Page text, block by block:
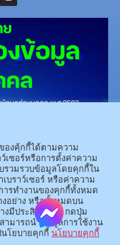
46230
.กาฬสินธุ์ 46000โทรศัพท์ 043-811128 08-
64584360 โทรสาร 043-813070
องคุ้กกี้ได้ตามความ
เซอร์หรือการตั้งค่าความ
รวมรวบข้อมูลโดยคุกกี้ใน
บราว์เซอร์ หรือค่าความ
รทำงานของคุกกี้ทั้งหมด
อย่าง หรือทั้งหมดบน
งมีประสิทธิภาพ กดปุ่ม
ามารถนำข้อมูลการใช้งาน
โยบายคุกกี้ นโยบายคุกกี้